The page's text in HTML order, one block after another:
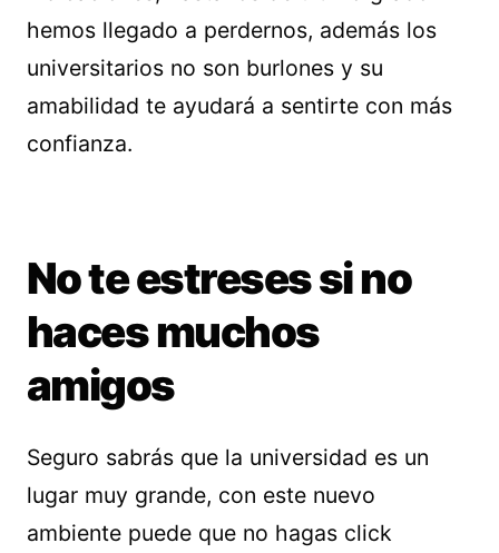
hemos llegado a perdernos, además los
universitarios no son burlones y su
amabilidad te ayudará a sentirte con más
confianza.
No te estreses si no
haces muchos
amigos
Seguro sabrás que la universidad es un
lugar muy grande, con este nuevo
ambiente puede que no hagas click